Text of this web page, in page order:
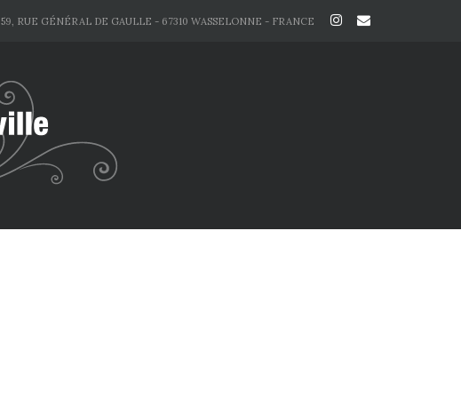
59, RUE GÉNÉRAL DE GAULLE - 67310 WASSELONNE - FRANCE